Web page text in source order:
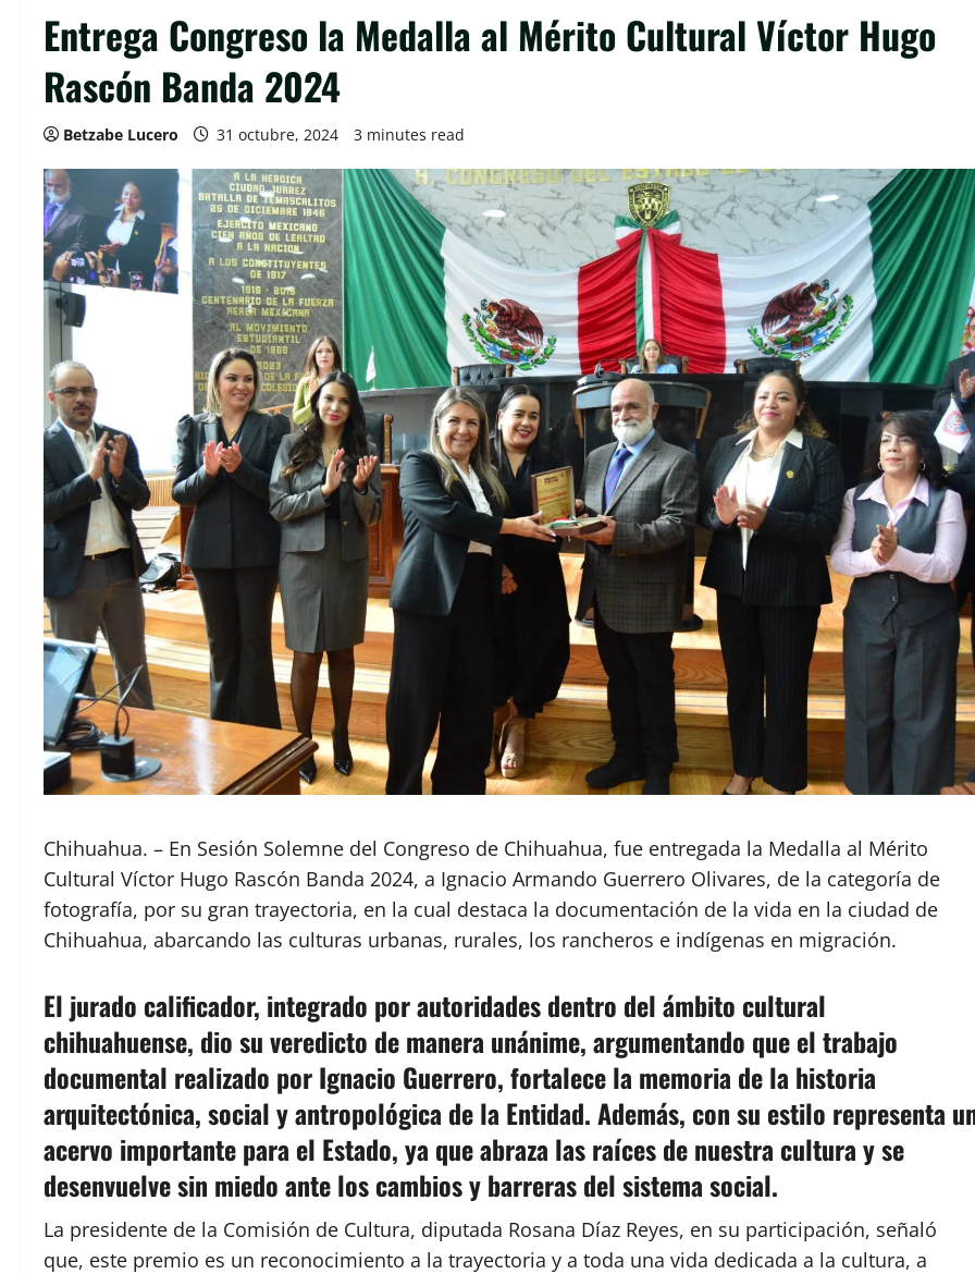
Entrega Congreso la Medalla al Mérito Cultural Víctor Hugo
Rascón Banda 2024
Betzabe Lucero 31 octubre, 2024 3 minutes read
Chihuahua. – En Sesión Solemne del Congreso de Chihuahua, fue entregada la Medalla al Mérito
Cultural Víctor Hugo Rascón Banda 2024, a Ignacio Armando Guerrero Olivares, de la categoría de
fotografía, por su gran trayectoria, en la cual destaca la documentación de la vida en la ciudad de
Chihuahua, abarcando las culturas urbanas, rurales, los rancheros e indígenas en migración.
El jurado calificador, integrado por autoridades dentro del ámbito cultural
chihuahuense, dio su veredicto de manera unánime, argumentando que el trabajo
documental realizado por Ignacio Guerrero, fortalece la memoria de la historia
arquitectónica, social y antropológica de la Entidad. Además, con su estilo representa
acervo importante para el Estado, ya que abraza las raíces de nuestra cultura y se
desenvuelve sin miedo ante los cambios y barreras del sistema social.
La presidente de la Comisión de Cultura, diputada Rosana Díaz Reyes, en su participación, señaló
que, este premio es un reconocimiento a la trayectoria y a toda una vida dedicada a la cultura, a